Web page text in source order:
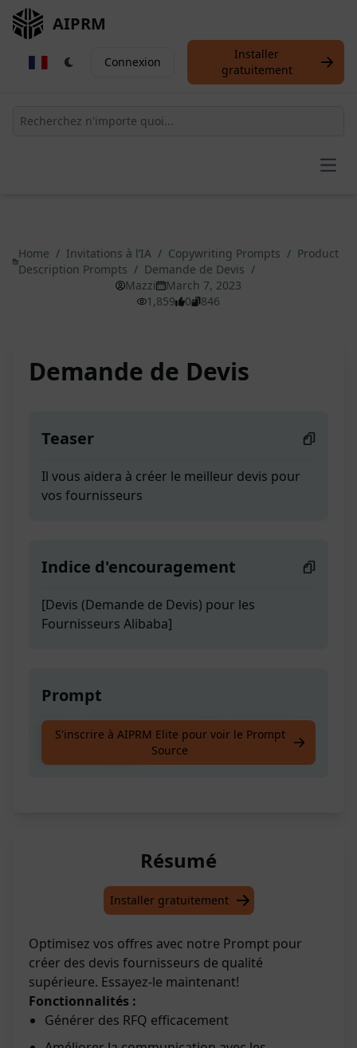
AIPRM
Connexion
Installer
gratuitement
Home / Invitations à l’IA / Copywriting Prompts / Product
Description Prompts / Demande de Devis /
Mazzi
March 7, 2023
1,859
0 846
Demande de Devis
Teaser
Il vous aidera à créer le meilleur devis pour
vos fournisseurs
Indice d'encouragement
[Devis (Demande de Devis) pour les
Fournisseurs Alibaba]
Prompt
Il vous aidera à créer le meilleur devis pour
S'inscrire à AIPRM Elite pour voir le Prompt
Source
Résumé
Installer gratuitement
Optimisez vos offres avec notre Prompt pour
créer des devis fournisseurs de qualité
supérieure. Essayez-le maintenant!
Fonctionnalités :
Générer des RFQ efficacement